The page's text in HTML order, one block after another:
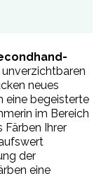
unverzichtbaren
neues
eine begeisterte
im Bereich
Färben Ihrer
der
eine